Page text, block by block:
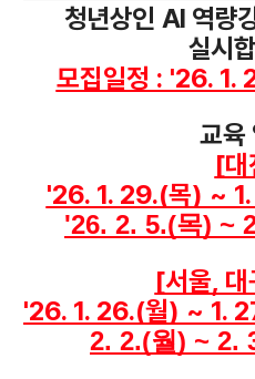
청년상인 AI 역량
실시
모집일정 : '26. 1.
교육
[
'26. 1. 29.(목) ~
'26. 2. 5.(목) ~
[서울,
'26. 1. 26.(월) ~ 1.
2. 2.(월) ~ 2.